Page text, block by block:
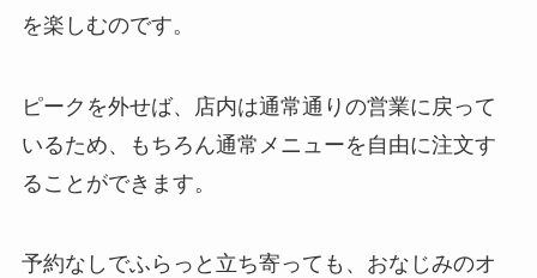
を楽しむのです。
ピークを外せば、店内は通常通りの営業に戻って
いるため、もちろん通常メニューを自由に注文す
ることができます。
予約なしでふらっと立ち寄っても、おなじみのオ